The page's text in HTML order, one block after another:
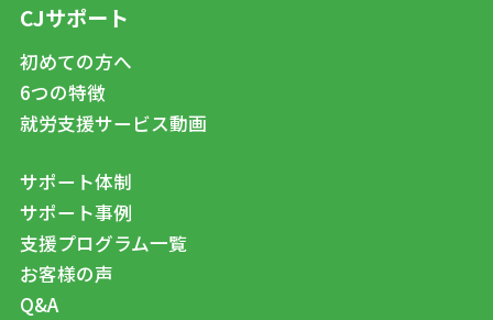
CJサポート
初めての方へ
6つの特徴
就労支援サービス動画
サポート体制
サポート事例
支援プログラム一覧
お客様の声
Q&A